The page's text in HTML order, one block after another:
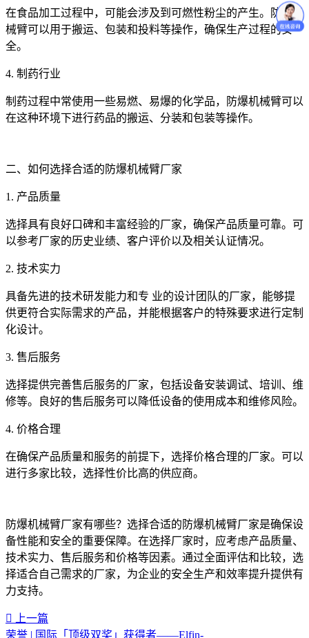
在食品加工过程中，可能会涉及到可燃性粉尘的产生。防爆机
械臂可以用于搬运、包装和投料等操作，确保生产过程的安
全。
4. 制药行业
制药过程中常使用一些易燃、易爆的化学品，防爆机械臂可以
在这种环境下进行药品的搬运、分装和包装等操作。
二、如何选择合适的防爆机械臂厂家
1. 产品质量
选择具有良好口碑和丰富经验的厂家，确保产品质量可靠。可
以参考厂家的历史业绩、客户评价以及相关认证情况。
2. 技术实力
具备先进的技术研发能力和专 业的设计团队的厂家，能够提
供更符合实际需求的产品，并能根据客户的特殊要求进行定制
化设计。
3. 售后服务
选择提供完善售后服务的厂家，包括设备安装调试、培训、维
修等。良好的售后服务可以降低设备的使用成本和维修风险。
4. 价格合理
在确保产品质量和服务的前提下，选择价格合理的厂家。可以
进行多家比较，选择性价比高的供应商。
防爆机械臂厂家有哪些？选择合适的防爆机械臂厂家是确保设
备性能和安全的重要保障。在选择厂家时，应考虑产品质量、
技术实力、售后服务和价格等因素。通过全面评估和比较，选
择适合自己需求的厂家，为企业的安全生产和效率提升提供有
力支持。‍
上一篇
荣誉 | 国际「顶级双奖」获得者——Elfin-